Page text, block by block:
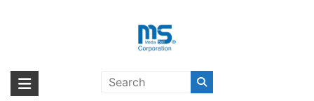
海外輸入ブランド商品｜株式会社
海外事業部が取り揃えている海外輸入商品には、日本では珍しい「海外ブ
ランド」をはじめ「ユニークな商品」「機能的な商品」「コストパフォー
Snap case Belista Flower SS21 for